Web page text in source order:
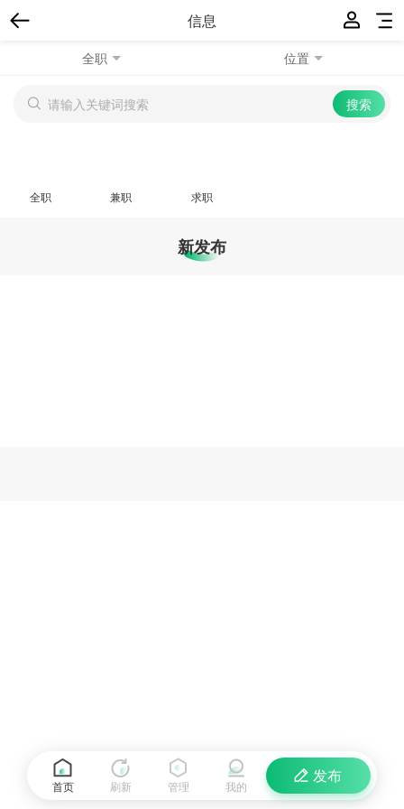
信息
全职 位置
全职 兼职 求职
新发布
首页 刷新
发布
管理 我的